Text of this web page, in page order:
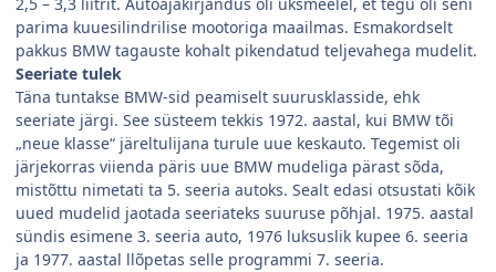
parima kuuesilindrilise mootoriga maailmas. Esmakordselt
pakkus BMW tagauste kohalt pikendatud teljevahega mudelit.
Seeriate tulek
Täna tuntakse BMW-sid peamiselt suurusklasside, ehk
seeriate järgi. See süsteem tekkis 1972. aastal, kui BMW tõi
„neue klasse“ järeltulijana turule uue keskauto. Tegemist oli
järjekorras viienda päris uue BMW mudeliga pärast sõda,
mistõttu nimetati ta 5. seeria autoks. Sealt edasi otsustati kõik
uued mudelid jaotada seeriateks suuruse põhjal. 1975. aastal
sündis esimene 3. seeria auto, 1976 luksuslik kupee 6. seeria
ja 1977. aastal llõpetas selle programmi 7. seeria.